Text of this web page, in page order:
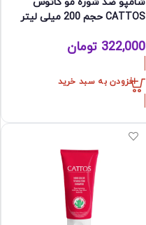
CATTOS حجم 200 میلی لیتر
322,000 تومان
افزودن به سبد خرید